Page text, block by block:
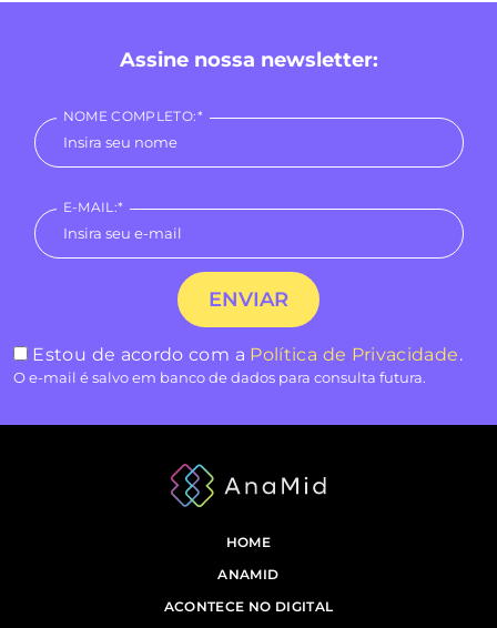
Assine nossa newsletter:
NOME COMPLETO:*
E-MAIL:*
Estou de acordo com a Política de Privacidade.
O e-mail é salvo em banco de dados para consulta futura.
HOME
ANAMID
ACONTECE NO DIGITAL